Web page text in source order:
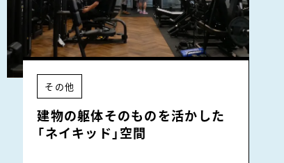
その他
建物の躯体そのものを活かした
「ネイキッド」空間